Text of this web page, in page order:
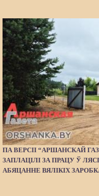
ПА ВЕРСІІ “АРШАНСКАЙ
ЗАПЛАЦІЛІ ЗА ПРАЦУ Ў
АБЯЦАННЕ ВЯЛІКІХ